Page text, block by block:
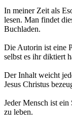
In meiner Zeit als
lesen. Man findet
Buchladen.
Die Autorin ist eine
selbst es ihr diktiert
Der Inhalt weicht
Jesus Christus
Jeder Mensch ist
zu leben.